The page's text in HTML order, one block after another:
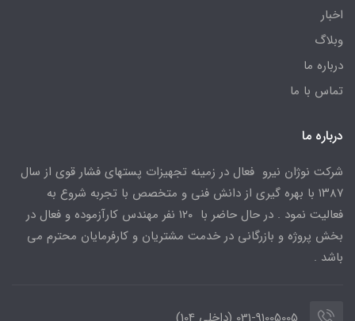
اخبار
وبلاگ
درباره ما
تماس با ما
درباره ما
شرکت نوژان نیرو فعال در زمینه تجهیزات پستهای فشار قوی از سال
۱۳۸۷ با بهره گیری از دانش فنی و متخصص با تجربه شروع به
فعالیت نمود . در حال حاضر با ۱۲۰ نفر مهندس کارآزموده و فعال در
بخش پروژه و بازرگانی در خدمت مشتریان و کارفرمایان محترم می
باشد .